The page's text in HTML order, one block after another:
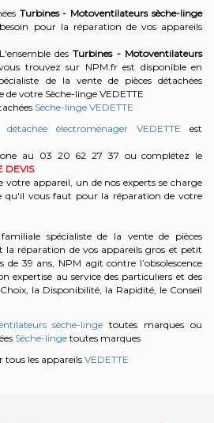
Turbines - Motoventilateurs sèche-linge
pour la réparation de vos appareils
desTurbines - Motoventilateurs
trouvez sur NPM.fr est disponible en
de la vente de pièces détachées
de votre Sèche-linge VEDETTE
Sèche-linge VEDETTE
détachée électroménager VEDETTE est
au 03 20 62 27 37 ou complétez le
DEVIS
votre appareil, un de nos experts se charge
qu'il vous faut pour la réparation de votre
spécialiste de la vente de pièces
la réparation de vos appareils gros et petit
de 39 ans, NPM agit contre l’obsolescence
expertise au service des particuliers et des
la Disponibilité, la Rapidité, le Conseil
sèche-linge toutes marques ou
Sèche-linge toutes marques
tous les appareils VEDETTE